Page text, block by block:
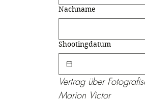
Nachname
Shootingdatum
Vertrag über
Marion Victor